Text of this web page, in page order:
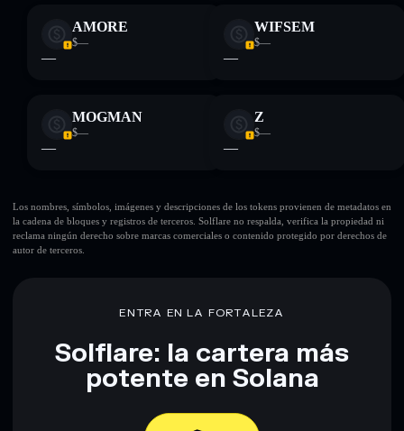
AMORE
$—
—
WIFSEM
$—
—
MOGMAN
$—
—
Z
$—
—
Los nombres, símbolos, imágenes y descripciones de los tokens provienen de metadatos en
la cadena de bloques y registros de terceros. Solflare no respalda, verifica la propiedad ni
reclama ningún derecho sobre marcas comerciales o contenido protegido por derechos de
autor de terceros.
ENTRA EN LA FORTALEZA
Solflare: la cartera más
potente en Solana